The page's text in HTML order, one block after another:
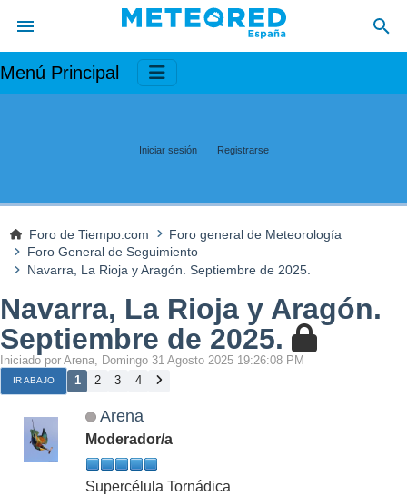
Menú Principal
Iniciar sesión Registrarse
Foro de Tiempo.com
Foro general de Meteorología
Foro General de Seguimiento
Navarra, La Rioja y Aragón. Septiembre de 2025.
Navarra, La Rioja y Aragón.
Septiembre de 2025.
Iniciado por Arena, Domingo 31 Agosto 2025 19:26:08 PM
IR ABAJO 1 2 3 4
Arena
Moderador/a
Supercélula Tornádica